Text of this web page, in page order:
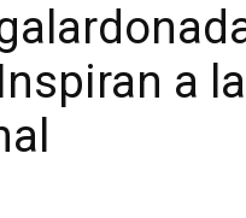
a la